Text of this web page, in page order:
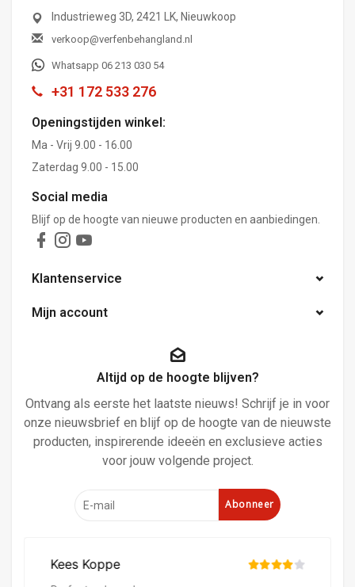
Industrieweg 3D, 2421 LK, Nieuwkoop
verkoop@verfenbehangland.nl
Whatsapp 06 213 030 54
+31 172 533 276
Openingstijden winkel:
Ma - Vrij 9.00 - 16.00
Zaterdag 9.00 - 15.00
Social media
Blijf op de hoogte van nieuwe producten en aanbiedingen.
Klantenservice
Mijn account
Altijd op de hoogte blijven?
Ontvang als eerste het laatste nieuws! Schrijf je in voor
onze nieuwsbrief en blijf op de hoogte van de nieuwste
producten, inspirerende ideeën en exclusieve acties
voor jouw volgende project.
Abonneer